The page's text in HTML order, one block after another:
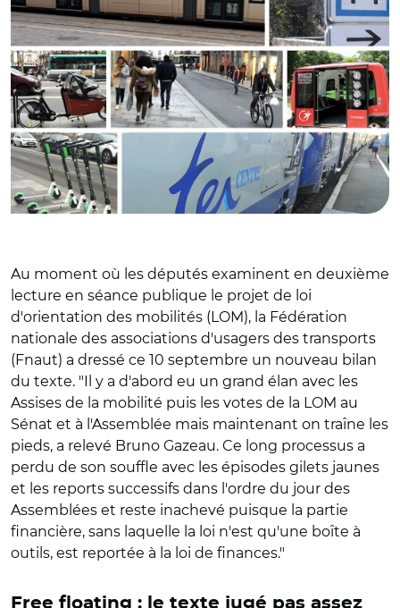
Au moment où les députés examinent en deuxième
lecture en séance publique le projet de loi
d'orientation des mobilités (LOM), la Fédération
nationale des associations d'usagers des transports
(Fnaut) a dressé ce 10 septembre un nouveau bilan
du texte. "Il y a d'abord eu un grand élan avec les
Assises de la mobilité puis les votes de la LOM au
Sénat et à l'Assemblée mais maintenant on traîne les
pieds, a relevé Bruno Gazeau. Ce long processus a
perdu de son souffle avec les épisodes gilets jaunes
et les reports successifs dans l'ordre du jour des
Assemblées et reste inachevé puisque la partie
financière, sans laquelle la loi n'est qu'une boîte à
outils, est reportée à la loi de finances."
Free floating : le texte jugé pas assez